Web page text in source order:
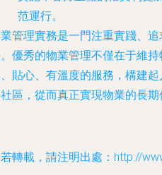
范運行。
管理實務是一門注重實踐、
優秀的物業管理不僅在于維
貼心、有溫度的服務，構建
區，從而真正實現物業的長期
轉載，請注明出處：http://